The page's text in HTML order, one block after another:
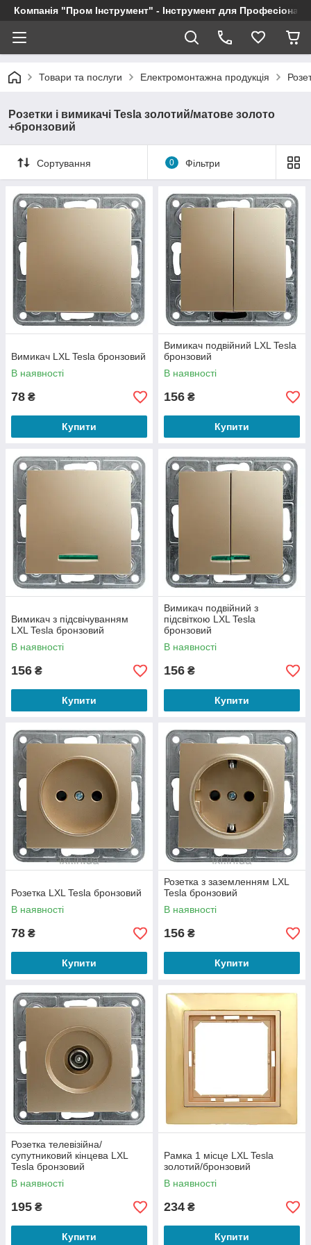
Компанія "Пром Інструмент" - Інструмент для
Товари та послуги Електромонтажна продукція
Розетки і вимикачі Tesla золотий/матове золото
+бронзовий
Сортування 0 Фільтри
Вимикач LXL Tesla бронзовий
В наявності
78 ₴
Купити
Вимикач подвійний LXL Tesla
бронзовий
В наявності
156 ₴
Купити
Вимикач з підсвічуванням
LXL Tesla бронзовий
В наявності
156 ₴
Купити
Вимикач подвійний з
підсвіткою LXL Tesla
бронзовий
В наявності
156 ₴
Купити
Розетка LXL Tesla бронзовий
В наявності
78 ₴
Купити
Розетка з заземленням LXL
Tesla бронзовий
В наявності
156 ₴
Купити
Розетка телевізійна/
супутниковий кінцева LXL
Tesla бронзовий
В наявності
195 ₴
Купити
Рамка 1 місце LXL Tesla
золотий/бронзовий
В наявності
234 ₴
Купити